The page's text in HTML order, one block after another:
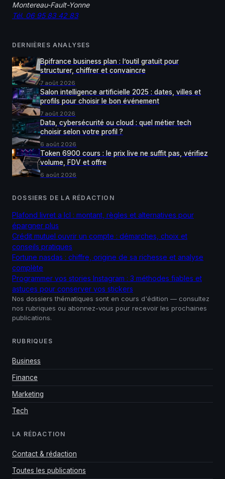
Montereau-Fault-Yonne
Tél. 06 95 83 42 83
DERNIÈRES ANALYSES
Bpifrance business plan : l’outil gratuit pour
structurer, chiffrer et convaincre
7 août 2026
Salon intelligence artificielle 2025 : dates, villes et
profils pour choisir le bon événement
7 août 2026
Data, cybersécurité ou cloud : quel métier tech
choisir selon votre profil ?
6 août 2026
Token 6900 cours : le prix live ne suffit pas, vérifiez
volume, FDV et offre
6 août 2026
DOSSIERS DE LA RÉDACTION
Plafond livret a lcl : montant, règles et alternatives pour
épargner plus
Crédit mutuel ouvrir un compte : démarches, choix et
conseils pratiques
Fortune nasdas : chiffre, origine de sa richesse et analyse
complète
Programmer vos stories Instagram : 3 méthodes fiables et
astuces pour conserver vos stickers
Nos dossiers thématiques sont en cours d'édition — consultez
nos rubriques ou abonnez-vous pour recevoir les prochaines
publications.
RUBRIQUES
Business
Finance
Marketing
Tech
LA RÉDACTION
Contact & rédaction
Toutes les publications